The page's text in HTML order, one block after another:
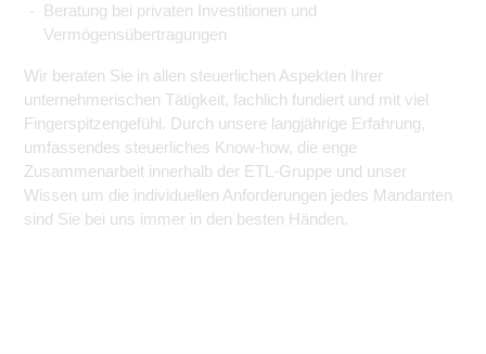
Beratung bei privaten Investitionen und
Vermögensübertragungen
Wir beraten Sie in allen steuerlichen Aspekten Ihrer
unternehmerischen Tätigkeit, fachlich fundiert und mit viel
Fingerspitzengefühl. Durch unsere langjährige Erfahrung,
umfassendes steuerliches Know-how, die enge
Zusammenarbeit innerhalb der ETL-Gruppe und unser
Wissen um die individuellen Anforderungen jedes Mandanten
sind Sie bei uns immer in den besten Händen.